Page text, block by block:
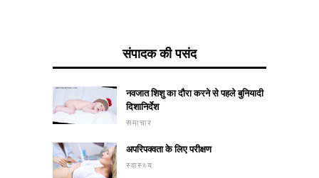
संपादक की पसंद
नवजात शिशु का दौरा करने से पहले बुनियादी
दिशानिर्देश
समाचार
अपरिपक्वता के लिए परीक्षण
स्वास्थ्य